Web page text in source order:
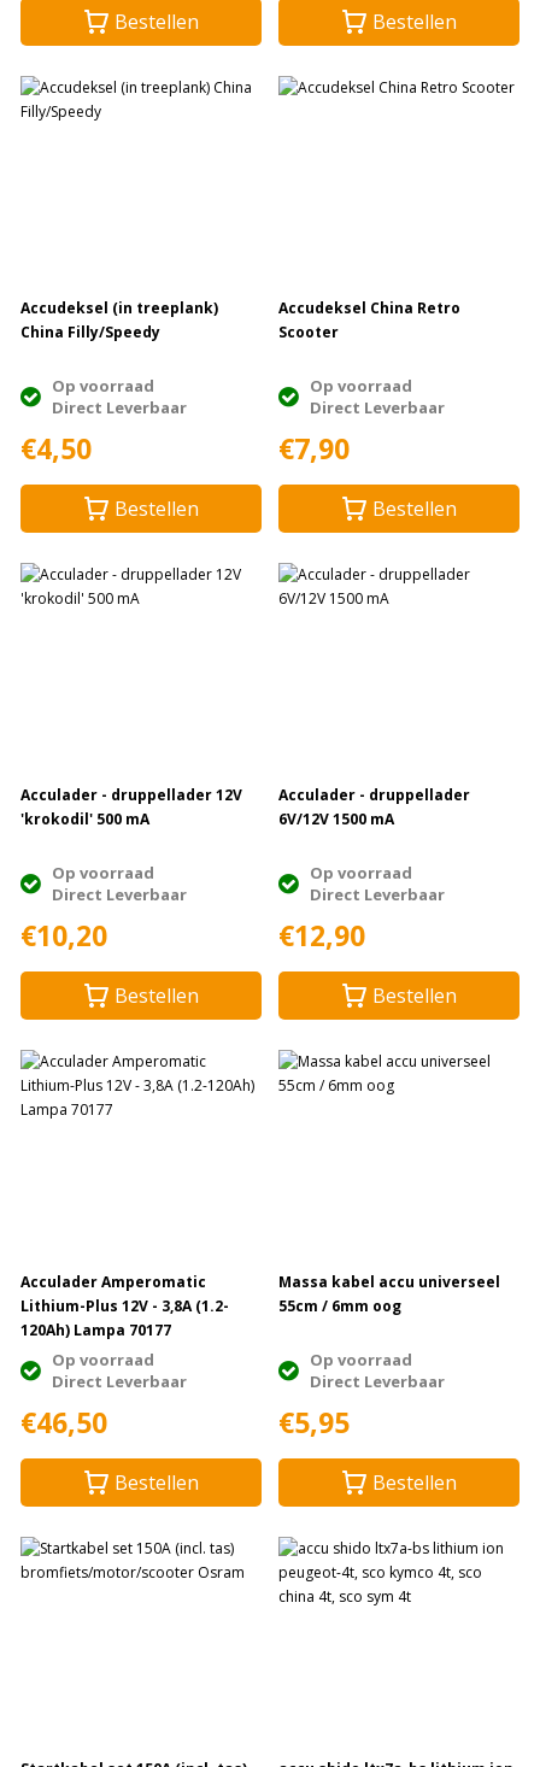
Bestellen Bestellen
Accudeksel (in treeplank)
China Filly/Speedy
Op voorraad
Direct Leverbaar
€4,50
Bestellen
Accudeksel China Retro
Scooter
Op voorraad
Direct Leverbaar
€7,90
Bestellen
Acculader - druppellader 12V
'krokodil' 500 mA
Op voorraad
Direct Leverbaar
€10,20
Bestellen
Acculader - druppellader
6V/12V 1500 mA
Op voorraad
Direct Leverbaar
€12,90
Bestellen
Acculader Amperomatic
Lithium-Plus 12V - 3,8A (1.2-
120Ah) Lampa 70177
Op voorraad
Direct Leverbaar
€46,50
Bestellen
Massa kabel accu universeel
55cm / 6mm oog
Op voorraad
Direct Leverbaar
€5,95
Bestellen